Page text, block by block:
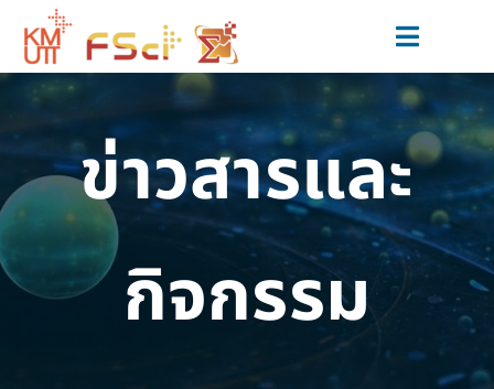
content
Toggle
สมัครเรียน
หลักสูตร
วิจัยและนวัตกรรม
ข่าวสารและกิจกรรม
สำหรับนักศึกษาปัจจุบัน
ข่าวสารและ
กิจกรรม